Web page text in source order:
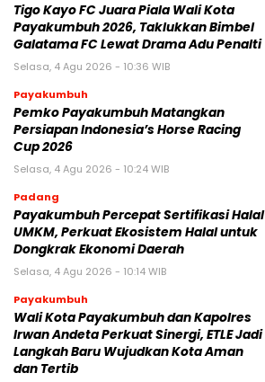
Tigo Kayo FC Juara Piala Wali Kota
Payakumbuh 2026, Taklukkan Bimbel
Galatama FC Lewat Drama Adu Penalti
Selasa, 4 Agu 2026 - 10:36 WIB
Payakumbuh
Pemko Payakumbuh Matangkan
Persiapan Indonesia’s Horse Racing
Cup 2026
Selasa, 4 Agu 2026 - 10:24 WIB
Padang
Payakumbuh Percepat Sertifikasi Halal
UMKM, Perkuat Ekosistem Halal untuk
Dongkrak Ekonomi Daerah
Selasa, 4 Agu 2026 - 10:14 WIB
Payakumbuh
Wali Kota Payakumbuh dan Kapolres
Irwan Andeta Perkuat Sinergi, ETLE Jadi
Langkah Baru Wujudkan Kota Aman
dan Tertib